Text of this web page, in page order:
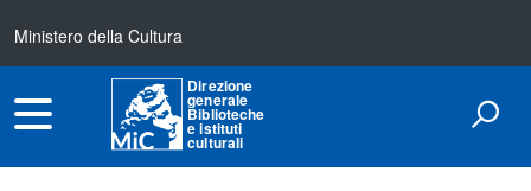
Ministero della Cultura
Direzione
generale
Biblioteche
e istituti
culturali